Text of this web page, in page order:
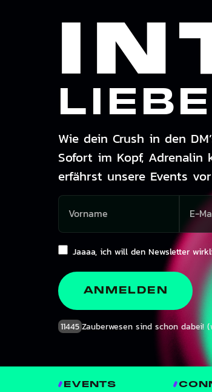
Wie dein Crush in den
Sofort im Kopf, Adrenalin
erfährst unsere Events
Jaaaa, ich will den Newsletter
ANMELDEN
11445 Zauberwesen sind schon dabei!
EVENTS